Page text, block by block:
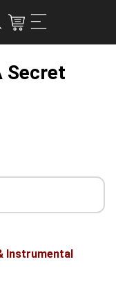
Secret
Instrumental